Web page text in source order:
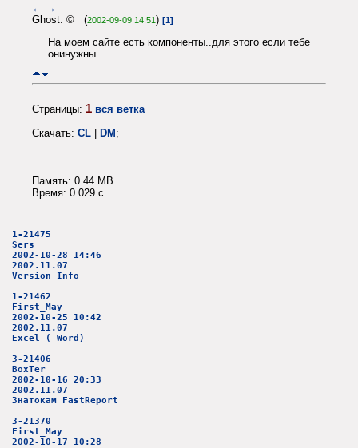
← →
Ghost. © (2002-09-09 14:51) [1]
На моем сайте есть компоненты..для этого если тебе
онинужны
Страницы: 1 вся ветка
Скачать: CL DM ;
Память: 0.44 MB
Время: 0.029 c
1-21475
Sers
2002-10-28 14:46
2002.11.07
Version Info
1-21462
First_May
2002-10-25 10:42
2002.11.07
Excel ( Word)
3-21406
BoxTer
2002-10-16 20:33
2002.11.07
Знатокам FastReport
3-21370
First_May
2002-10-17 10:28